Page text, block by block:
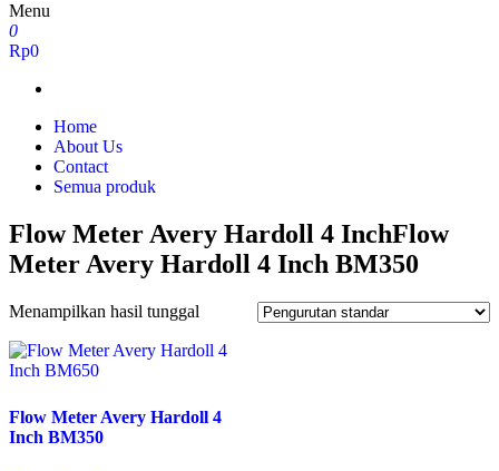
Menu
0
Rp0
Home
About Us
Contact
Semua produk
Flow Meter Avery Hardoll 4 InchFlow
Meter Avery Hardoll 4 Inch BM350
Menampilkan hasil tunggal
Flow Meter Avery Hardoll 4
Inch BM350